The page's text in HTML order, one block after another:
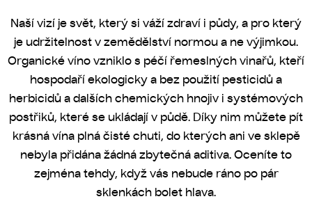
Naší vizí je svět, který si váží zdraví i půdy, a pro který
je udržitelnost v zemědělství normou a ne výjimkou.
Organické víno vzniklo s péčí řemeslných vinařů, kteří
hospodaří ekologicky a bez použití pesticidů a
herbicidů a dalších chemických hnojiv i systémových
postřiků, které se ukládají v půdě. Díky nim můžete pít
krásná vína plná čisté chuti, do kterých ani ve sklepě
nebyla přidána žádná zbytečná aditiva. Oceníte to
zejména tehdy, když vás nebude ráno po pár
sklenkách bolet hlava.